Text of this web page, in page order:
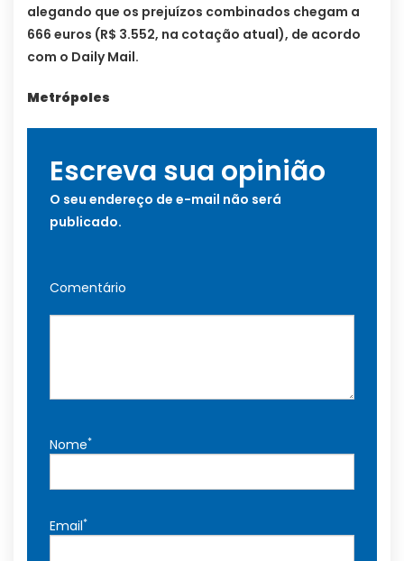
alegando que os prejuízos combinados chegam a
666 euros (R$ 3.552, na cotação atual), de acordo
com o Daily Mail.
Metrópoles
Escreva sua opinião
O seu endereço de e-mail não será
publicado.
Comentário
Nome*
Email*